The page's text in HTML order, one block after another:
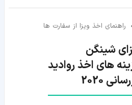
راهنمای اخذ ویزا از سفارت ها
2020